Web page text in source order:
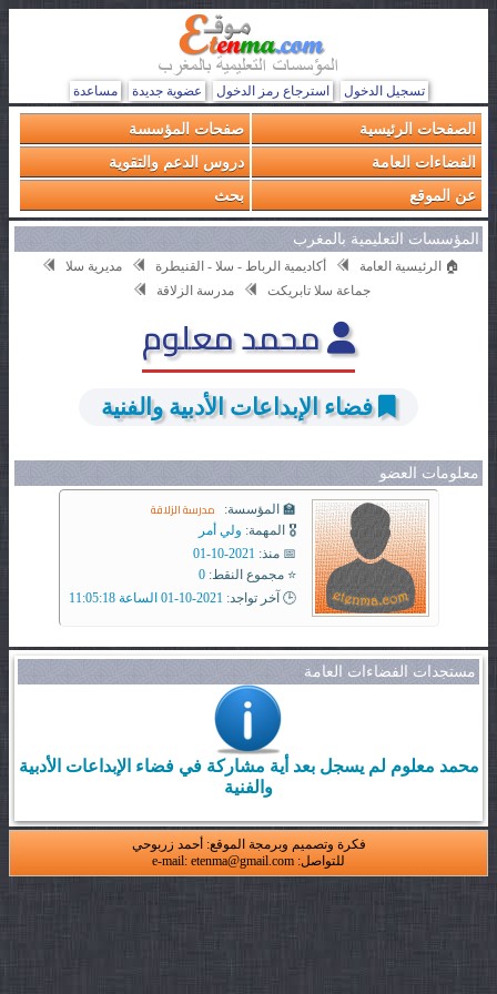
تسجيل الدخول استرجاع رمز الدخول عضوية جديدة مساعدة
الصفحات الرئيسية
صفحات المؤسسة
الفضاءات العامة
دروس الدعم والتقوية
عن الموقع
بحث
المؤسسات التعليمية بالمغرب
🏠 الرئيسية العامة أكاديمية الرباط - سلا - القنيطرة
مديرية سلا
جماعة سلا تابريكت
مدرسة الزلاقة
محمد معلوم
فضاء الإبداعات الأدبية والفنية
معلومات العضو
🏫 المؤسسة: مدرسة الزلاقة
🎖️ المهمة: ولي أمر
📅 منذ: 2021-10-01
⭐ مجموع النقط: 0
🕒 آخر تواجد: 2021-10-01 الساعة 11:05:18
مستجدات الفضاءات العامة
محمد معلوم لم يسجل بعد أية مشاركة في فضاء الإبداعات الأدبية
والفنية
فكرة وتصميم وبرمجة الموقع: أحمد زربوحي
للتواصل: e-mail: etenma@gmail.com